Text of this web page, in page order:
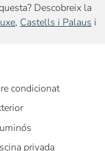
Descobreix la
, Castells i Palaus i
condicionat
privada